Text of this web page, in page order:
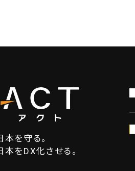
本を守る。
本をDX化させる。